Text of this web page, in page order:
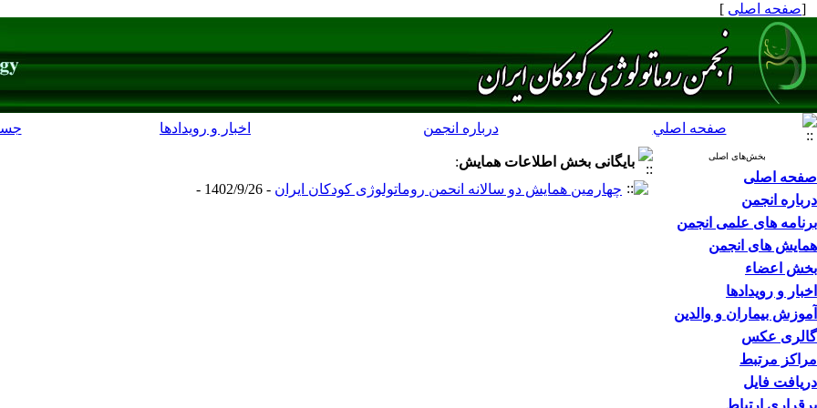
[صفحه اصلی ]
صفحه اصلي درباره انجمن اخبار و رویدادها
بخش‌های اصلی
صفحه اصلی
درباره انجمن
برنامه های علمی انجمن
همایش های انجمن
بخش اعضاء
اخبار و رویدادها
آموزش بیماران و والدین
گالری عکس
مراکز مرتبط
دریافت فایل
برقراری ارتباط
بایگانی بخش اطلاعات همایش:
چهارمین همایش دو سالانه انحمن روماتولوژی کودکان ایران - 1402/9/26 -